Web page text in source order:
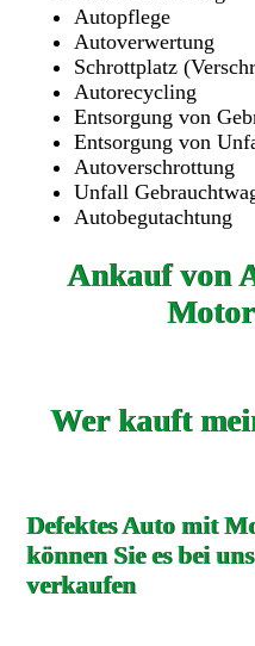
Autopflege
Autoverwertung
Schrottplatz
Autorecycling
Entsorgung von
Entsorgung von
Autoverschrottung
Unfall
Autobegutachtung
Ankauf von
Wer kauft
Defektes Auto mit
können Sie es bei
verkaufen